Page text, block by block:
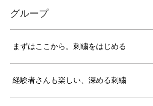
グループ
まずはここから。刺繍をはじめる
経験者さんも楽しい、深める刺繍